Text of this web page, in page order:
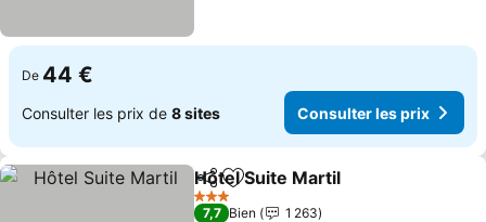
De 44 €
Consulter les prix de 8 sites Consulter les prix
PartagerAjouter à mes favoris
Hôtel Suite Martil
3 Étoiles
7,7 Bien
1 263